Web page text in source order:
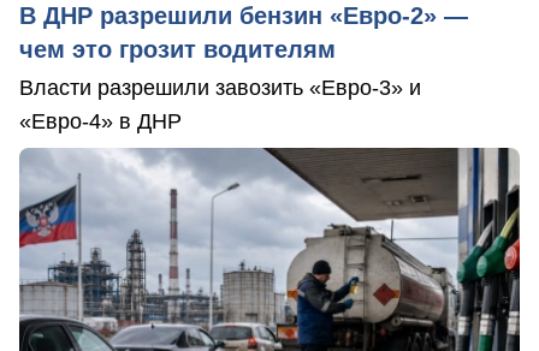
В ДНР разрешили бензин «Евро-2» —
чем это грозит водителям
Власти разрешили завозить «Евро-3» и
«Евро-4» в ДНР